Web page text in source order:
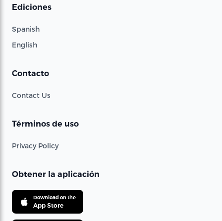
Ediciones
Spanish
English
Contacto
Contact Us
Términos de uso
Privacy Policy
Obtener la aplicación
Download on the
App Store